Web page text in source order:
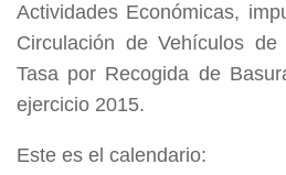
Actividades Económicas,
Circulación de Vehículos
Tasa por Recogida de
ejercicio 2015.
Este es el calendario: